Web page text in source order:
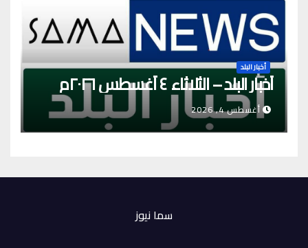
أخبار البلد
أخبار البلد – الثلاثاء ٤ أغسطس ٢٠٢٦م
أغسطس 4, 2026
سما نيوز